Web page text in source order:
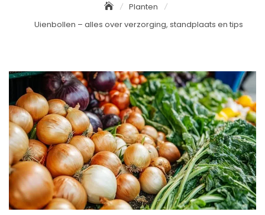
Planten
Uienbollen – alles over verzorging, standplaats en tips